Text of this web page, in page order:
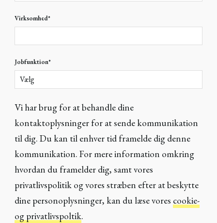
Virksomhed*
Jobfunktion*
Vi har brug for at behandle dine
kontaktoplysninger for at sende kommunikation
til dig. Du kan til enhver tid framelde dig denne
kommunikation. For mere information omkring
hvordan du framelder dig, samt vores
privatlivspolitik og vores stræben efter at beskytte
dine personoplysninger, kan du læse vores cookie-
og privatlivspoltik.